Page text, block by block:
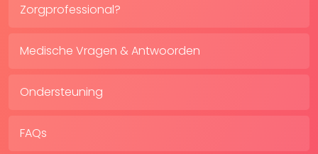
Zorgprofessional?
Medische Vragen & Antwoorden
Ondersteuning
FAQs